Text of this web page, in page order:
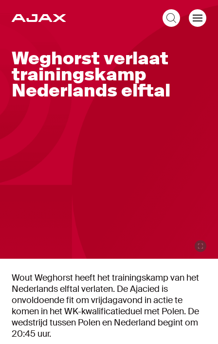
Weghorst verlaat
trainingskamp
Nederlands elftal
Wout Weghorst heeft het trainingskamp van het
Nederlands elftal verlaten. De Ajacied is
onvoldoende fit om vrijdagavond in actie te
komen in het WK-kwalificatieduel met Polen. De
wedstrijd tussen Polen en Nederland begint om
20:45 uur.